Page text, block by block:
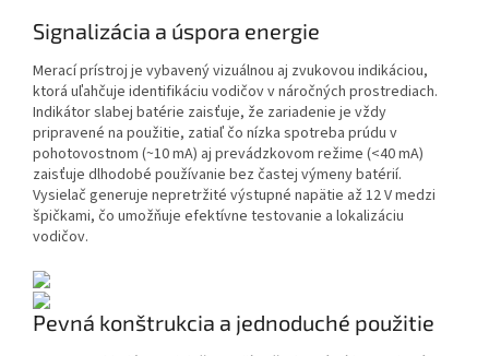
Signalizácia a úspora energie
Merací prístroj je vybavený vizuálnou aj zvukovou indikáciou,
ktorá uľahčuje identifikáciu vodičov v náročných prostrediach.
Indikátor slabej batérie zaisťuje, že zariadenie je vždy
pripravené na použitie, zatiaľ čo nízka spotreba prúdu v
pohotovostnom (~10 mA) aj prevádzkovom režime (<40 mA)
zaisťuje dlhodobé používanie bez častej výmeny batérií.
Vysielač generuje nepretržité výstupné napätie až 12 V medzi
špičkami, čo umožňuje efektívne testovanie a lokalizáciu
vodičov.
Pevná konštrukcia a jednoduché použitie